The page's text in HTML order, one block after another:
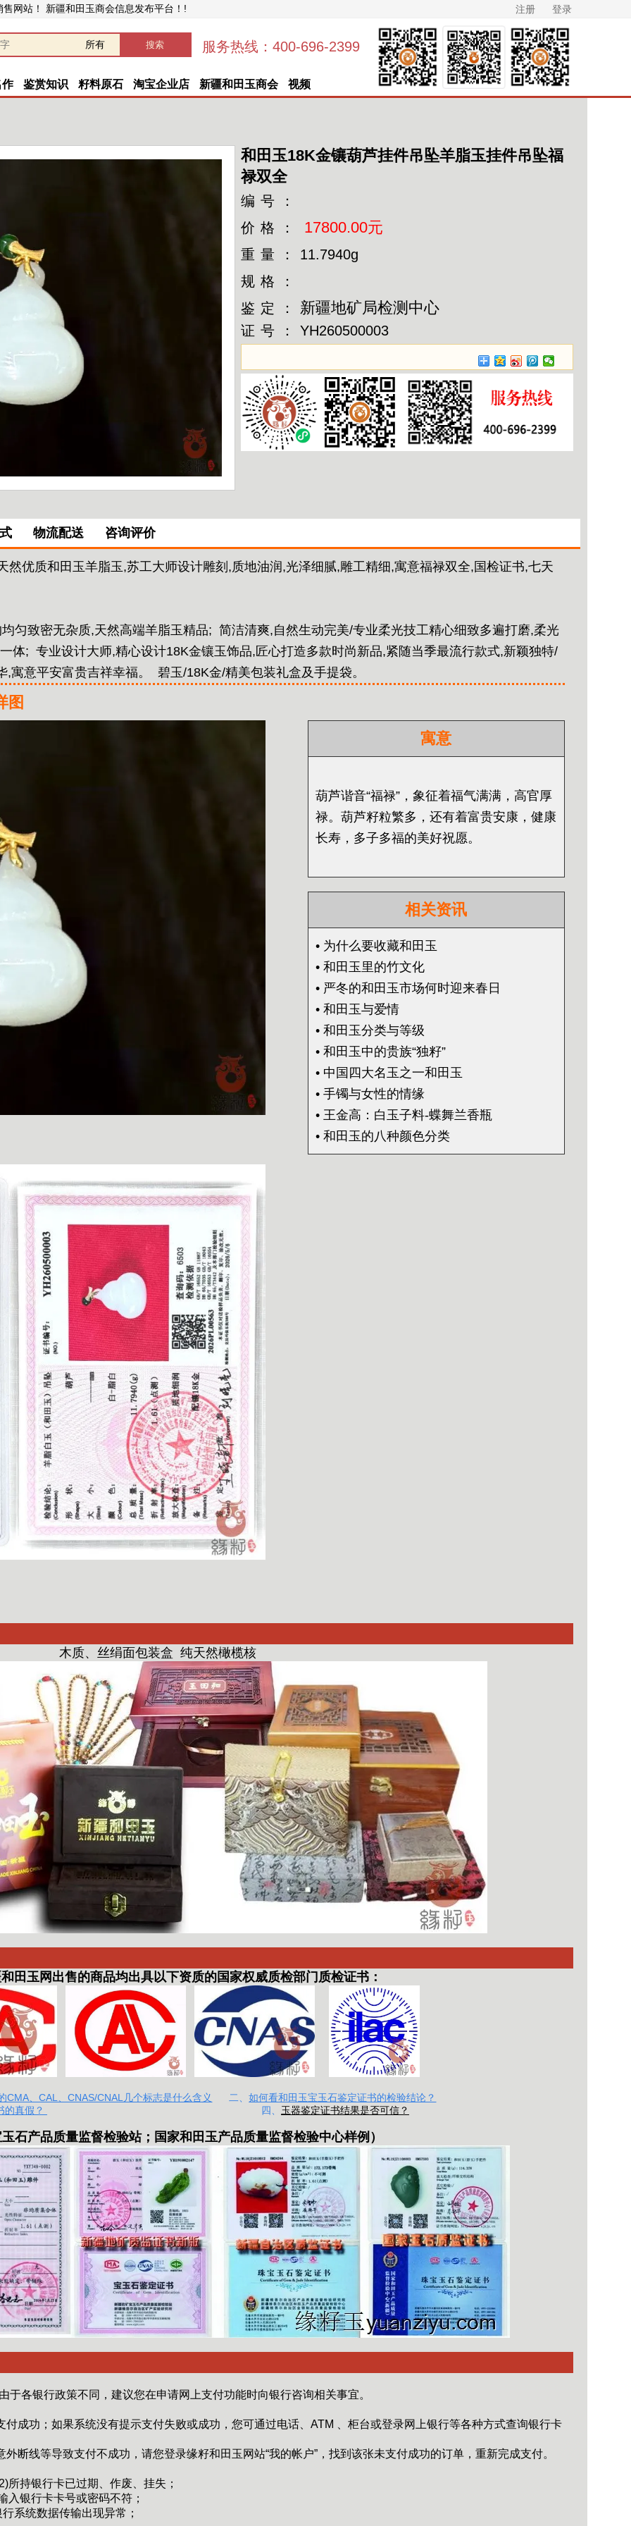
网站！ 新疆和田玉商会信息发布平台！! 注册 登录
服务热线：400-696-2399
作 鉴赏知识 籽料原石 淘宝企业店 新疆和田玉商会 视频
和田玉18K金镶葫芦挂件吊坠羊脂玉挂件吊坠‌福
禄双全
编号：
价格：
17800.00元
重量： 11.7940g
规格：
鉴定： 新疆地矿局检测中心
证号：YH260500003
物流配送 咨询评价
然优质和田玉羊脂玉,苏工大师设计雕刻,质地油润,光泽细腻,雕工精细,寓意‌福禄双全,国检证书,七天
匀致密无杂质,天然高端羊脂玉精品; 简洁清爽,自然生动完美/专业柔光技工精心细致多遍打磨,柔光
体; 专业设计大师,精心设计18K金镶玉饰品,匠心打造多款时尚新品,紧随当季最流行款式,新颖独特/
寓意平安富贵吉祥幸福。
碧玉/18K金/精美包装礼盒及手提袋。
图
寓意
葫芦谐音“福禄”，象征着福气满满，高官厚
禄。葫芦籽粒繁多，还有着富贵安康，健康
长寿，多子多福的美好祝愿。
相关资讯
• 为什么要收藏和田玉
• 和田玉里的竹文化
• 严冬的和田玉市场何时迎来春日
• 和田玉与爱情
• 和田玉分类与等级
• 和田玉中的贵族“独籽”
• 中国四大名玉之一和田玉
• 手镯与女性的情缘
• 王金高：白玉子料-蝶舞兰香瓶
• 和田玉的八种颜色分类
木质、丝绢面包装盒 纯天然橄榄核
玉网出售的商品均出具以下资质的国家权威质检部门质检证书：
CMA、CAL、CNAS/CNAL几个标志是什么含义 二、如何看和田玉宝玉石鉴定证书的检验结论？
的真假？ 四、 玉器鉴定证书结果是否可信？
石产品质量监督检验站； 国家和田玉产品质量监督检验中心样例）
各银行政策不同，建议您在申请网上支付功能时向银行咨询相关事宜。
功；如果系统没有提示支付失败或成功，您可通过电话、ATM 、柜台或登录网上银行等各种方式查询银行卡
线等导致支付不成功，请您登录缘籽和田玉网站“我的帐户”，找到该张未支付成功的订单，重新完成支付。
所持银行卡已过期、作废、挂失；
入银行卡卡号或密码不符；
系统数据传输出现异常；